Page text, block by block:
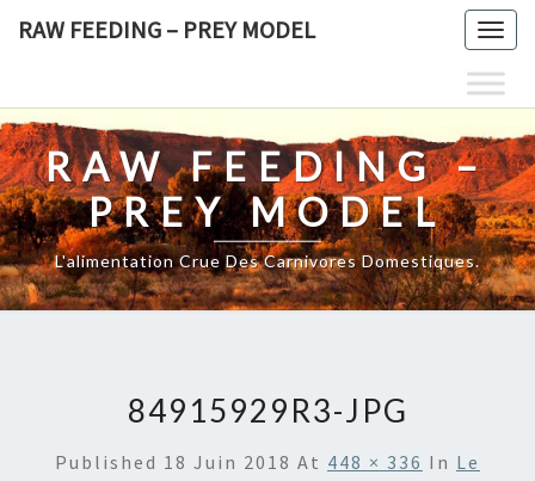
RAW FEEDING – PREY MODEL
RAW FEEDING –
PREY MODEL
L'alimentation Crue Des Carnivores Domestiques.
84915929R3-JPG
Published 18 Juin 2018 At 448 × 336 In Le